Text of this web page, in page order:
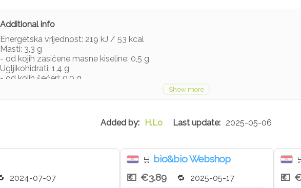
Energetska vrijednost: 219 kJ / 53 kcal
Masti: 3,3 g
- od kojih zasićene masne kiseline: 0,5 g
Ugljikohidrati: 1,4 g
- od kojih šećeri: 0,0 g
H.Lo 2025-05-06
2024-07-07
🛒 bio&bio Webshop
€3.89
2025-05-17